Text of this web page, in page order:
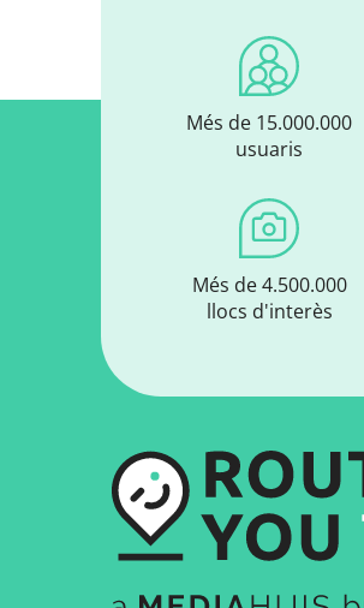
Més de 15.000.000
usuaris
Més de 4.500.000
llocs d'interès